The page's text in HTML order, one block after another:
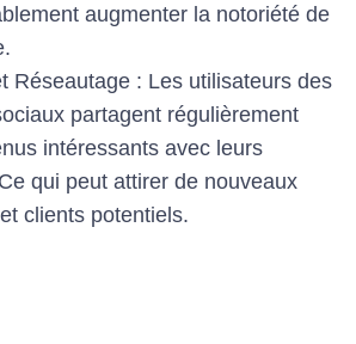
augmenter la notoriété de
Réseautage : Les utilisateurs des
partagent régulièrement
intéressants avec leurs
qui peut attirer de nouveaux
clients potentiels.